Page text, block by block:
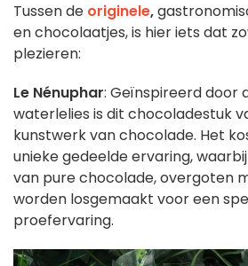
Tussen de originele,
en chocolaatjes, is hier iets dat
plezieren:
Le Nénuphar: Geïnspireerd door
waterlelies is dit chocoladestuk
kunstwerk van chocolade. Het
unieke gedeelde ervaring,
van pure chocolade, overgoten
worden losgemaakt voor een
proefervaring.